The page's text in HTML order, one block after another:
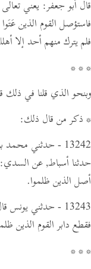
قال أبو جعفر: يعني
فاستؤصل القوم الذين
فلم يترك منهم أحد إلا
* * *
وبنحو الذي قلنا في ذلك
* ذكر من قال ذلك:
13242 - حدثني
حدثنا أسباط, عن السدي:
أصل الذين ظلموا.
13243 - حدثني يونس قال، أخبرنا ابن وهب قال،
فقطع دابر القوم الذين
* * *